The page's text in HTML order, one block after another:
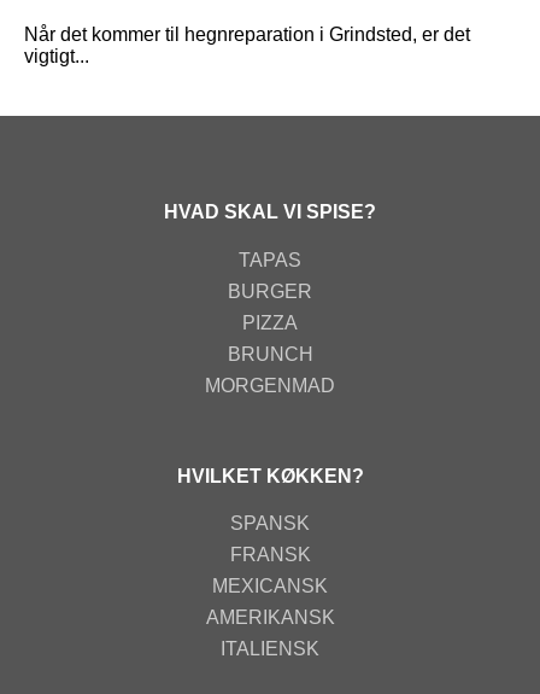
Når det kommer til hegnreparation i Grindsted, er det
vigtigt...
HVAD SKAL VI SPISE?
TAPAS
BURGER
PIZZA
BRUNCH
MORGENMAD
HVILKET KØKKEN?
SPANSK
FRANSK
MEXICANSK
AMERIKANSK
ITALIENSK